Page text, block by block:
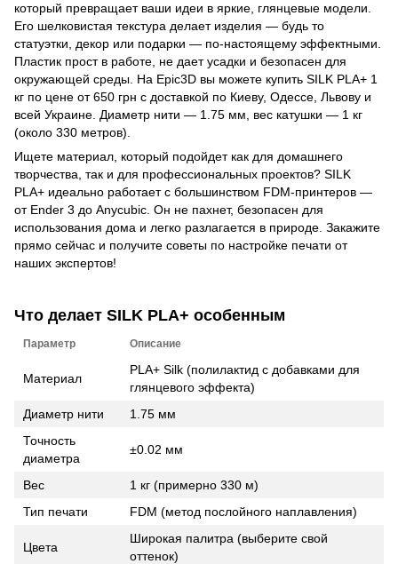
который превращает ваши идеи в яркие, глянцевые модели.
Его шелковистая текстура делает изделия — будь то
статуэтки, декор или подарки — по-настоящему эффектными.
Пластик прост в работе, не дает усадки и безопасен для
окружающей среды. На Epic3D вы можете купить SILK PLA+ 1
кг по цене от 650 грн с доставкой по Киеву, Одессе, Львову и
всей Украине. Диаметр нити — 1.75 мм, вес катушки — 1 кг
(около 330 метров).
Ищете материал, который подойдет как для домашнего
творчества, так и для профессиональных проектов? SILK
PLA+ идеально работает с большинством FDM-принтеров —
от Ender 3 до Anycubic. Он не пахнет, безопасен для
использования дома и легко разлагается в природе. Закажите
прямо сейчас и получите советы по настройке печати от
наших экспертов!
Что делает SILK PLA+ особенным
Параметр Описание
Материал
PLA+ Silk (полилактид с добавками для
глянцевого эффекта)
Диаметр нити
1.75 мм
Точность
диаметра
±0.02 мм
Вес
1 кг (примерно 330 м)
Тип печати
FDM (метод послойного наплавления)
Цвета
Широкая палитра (выберите свой
оттенок)